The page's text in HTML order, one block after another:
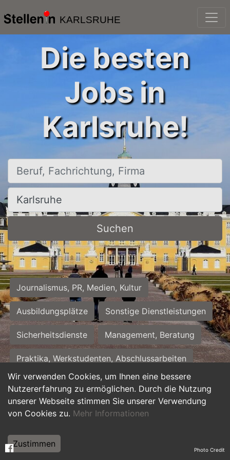
KARLSRUHE
Wir verwenden Cookies, um Ihnen eine bessere
Nutzererfahrung zu ermöglichen. Durch die Nutzung
unserer Webseite stimmen Sie unserer Verwendung
von Cookies zu. Mehr Informationen
Zustimmen
Die besten
Jobs in
Karlsruhe!
Beruf, Fachrichtung, Firma
Ort, Stadt
Suchen
Journalismus, PR, Medien, Kultur
Ausbildungsplätze Sonstige Dienstleistungen
Sicherheitsdienste Management, Beratung
Praktika, Werkstudenten, Abschlussarbeiten
Personalwesen Assistenz, Sekretariat
Hilfskräfte, Aushilfs- und Nebenjobs
Weiterbildung, Studium, duale Ausbildung Photo Credit